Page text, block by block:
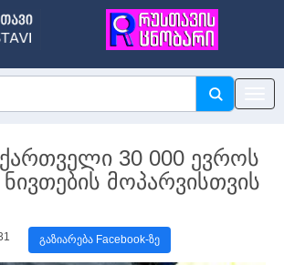
30 000 ევროს
მოპარვისთვის
გაზიარება Facebook-ზე